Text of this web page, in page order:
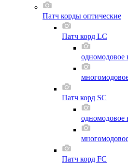
Патч корды оптические
Патч корд LC
одномодовое
Патч корд SC
одномодовое
Патч корд FC